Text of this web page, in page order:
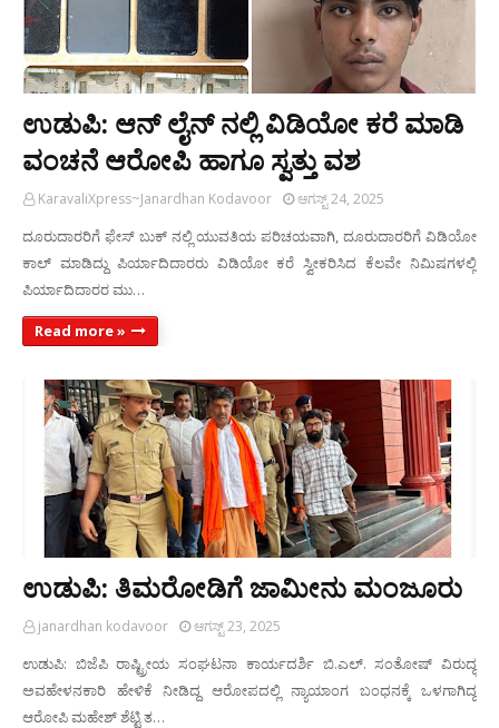
ಉಡುಪಿ: ಆನ್ ಲೈನ್ ನಲ್ಲಿ ವಿಡಿಯೋ ಕರೆ ಮಾಡಿ
ವಂಚನೆ ಆರೋಪಿ ಹಾಗೂ ಸ್ವತ್ತು ವಶ
KaravaliXpress~Janardhan Kodavoor ಆಗಸ್ಟ್ 24, 2025
ದೂರುದಾರರಿಗೆ ಫೇಸ್ ಬುಕ್ ನಲ್ಲಿ ಯುವತಿಯ ಪರಿಚಯವಾಗಿ, ದೂರುದಾರರಿಗೆ ವಿಡಿಯೋ
ಕಾಲ್ ಮಾಡಿದ್ದು ಪಿರ್ಯಾದಿದಾರರು ವಿಡಿಯೋ ಕರೆ ಸ್ವೀಕರಿಸಿದ ಕೆಲವೇ ನಿಮಿಷಗಳಲ್ಲಿ
ಪಿರ್ಯಾದಿದಾರರ ಮು…
Read more »
ಉಡುಪಿ: ತಿಮರೋಡಿಗೆ ಜಾಮೀನು ಮಂಜೂರು
janardhan kodavoor ಆಗಸ್ಟ್ 23, 2025
ಉಡುಪಿ: ಬಿಜೆಪಿ ರಾಷ್ಟ್ರೀಯ ಸಂಘಟನಾ ಕಾರ್ಯದರ್ಶಿ ಬಿ.ಎಲ್. ಸಂತೋಷ್ ವಿರುದ್ಧ
ಅವಹೇಳನಕಾರಿ ಹೇಳಿಕೆ ನೀಡಿದ್ದ ಆರೋಪದಲ್ಲಿ ನ್ಯಾಯಾಂಗ ಬಂಧನಕ್ಕೆ ಒಳಗಾಗಿದ್ದ
ಆರೋಪಿ ಮಹೇಶ್ ಶೆಟ್ಟಿ ತ…